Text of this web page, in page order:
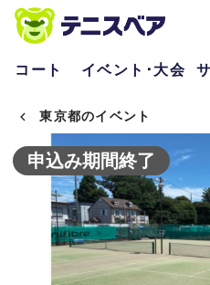
コート イベント･大会
東京都のイベント
申込み期間終了